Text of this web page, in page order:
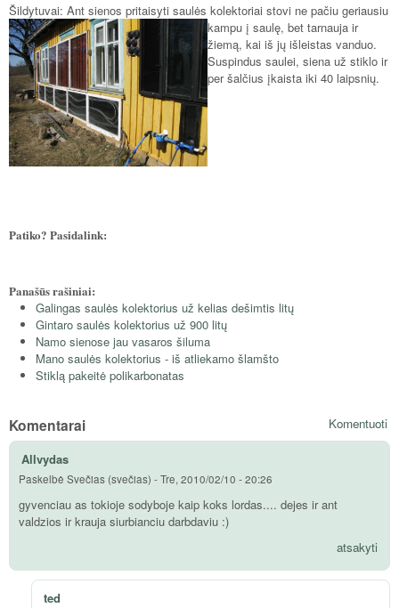
Šildytuvai: Ant sienos pritaisyti saulės kolektoriai stovi ne pačiu geriausiu
kampu į saulę, bet tarnauja ir
žiemą, kai iš jų išleistas vanduo.
Suspindus saulei, siena už stiklo ir
per šalčius įkaista iki 40 laipsnių.
Patiko? Pasidalink:
Panašūs rašiniai:
Galingas saulės kolektorius už kelias dešimtis litų
Gintaro saulės kolektorius už 900 litų
Namo sienose jau vasaros šiluma
Mano saulės kolektorius - iš atliekamo šlamšto
Stiklą pakeitė polikarbonatas
Komentuoti
Komentarai
Allvydas
Paskelbė Svečias (svečias) -Tre, 2010/02/10 - 20:26
gyvenciau as tokioje sodyboje kaip koks lordas.... dejes ir ant
valdzios ir krauja siurbianciu darbdaviu :)
atsakyti
ted